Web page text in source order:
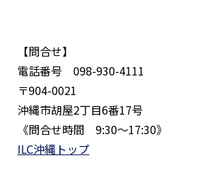
【問合せ】
電話番号 098-930-4111
〒904-0021
沖縄市胡屋2丁目6番17号
《問合せ時間 9:30〜17:30》
ILC沖縄トップ